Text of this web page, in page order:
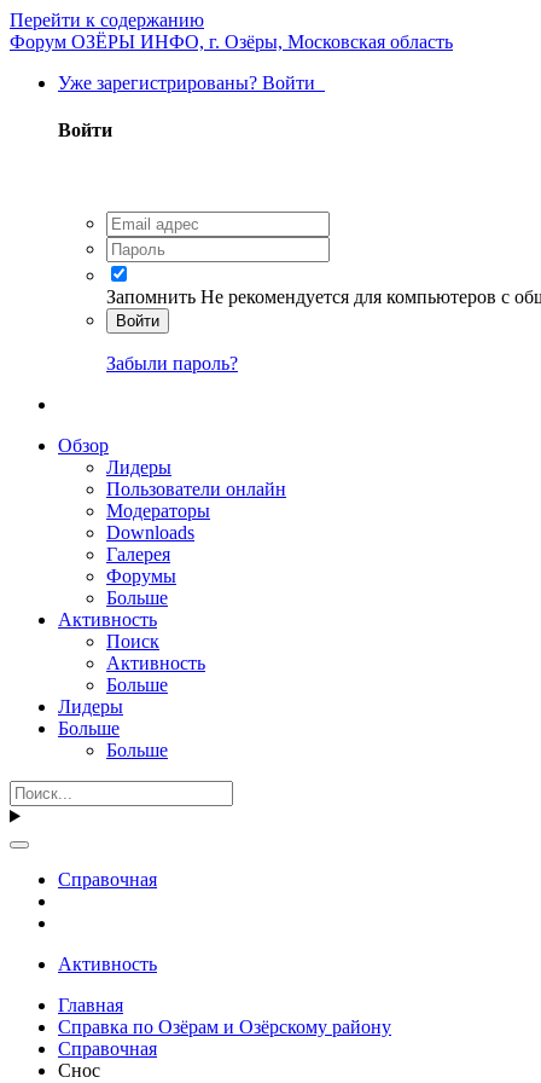
Перейти к содержанию
Форум ОЗЁРЫ ИНФО, г. Озёры, Московская область
Уже зарегистрированы? Войти
Войти
Запомнить Не рекомендуется для компьютеров с
Войти
Забыли пароль?
Обзор
Лидеры
Пользователи онлайн
Модераторы
Downloads
Галерея
Форумы
Больше
Активность
Поиск
Активность
Больше
Лидеры
Больше
Больше
Справочная
Активность
Главная
Справка по Озёрам и Озёрскому району
Справочная
Снос